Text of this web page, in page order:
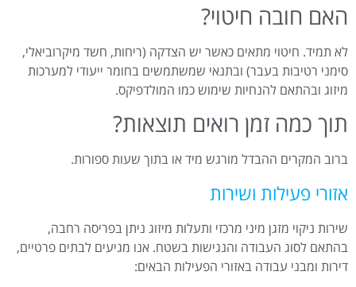
האם חובה חיטוי?
לא תמיד. חיטוי מתאים כאשר יש הצדקה (ריחות, חשד מיקרוביאלי,
סימני רטיבות בעבר) ובתנאי שמשתמשים בחומר ייעודי למערכות
מיזוג ובהתאם להנחיות שימוש כמו המולדפיקס.
תוך כמה זמן רואים תוצאות?
ברוב המקרים ההבדל מורגש מיד או בתוך שעות ספורות.
אזורי פעילות ושירות
שירות ניקוי מזגן מיני מרכזי ותעלות מיזוג ניתן בפריסה רחבה,
בהתאם לסוג העבודה והנגישות בשטח. אנו מגיעים לבתים פרטיים,
דירות ומבני עבודה באזורי הפעילות הבאים: